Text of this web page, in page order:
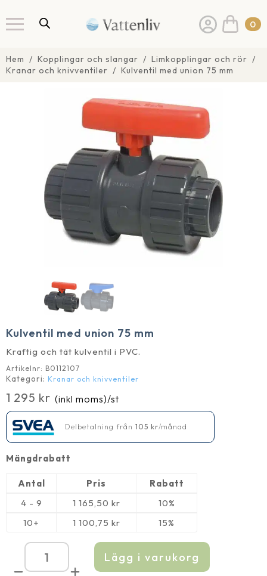
0
Hem Kopplingar och slangar
Limkopplingar och rör
Kranar och knivventiler
Kulventil med union 75 mm
Kulventil med union 75 mm
Kraftig och tät kulventil i PVC.
Artikelnr: B0112107
Kategori: Kranar och knivventiler
1 295 kr (inkl moms)/st
Delbetalning från 105 kr/månad
Mängdrabatt
Antal Pris
Rabatt
4 - 9
1 165,50 kr
10%
10+
1 100,75 kr 15%
Kulventil
med
Lägg i varukorg